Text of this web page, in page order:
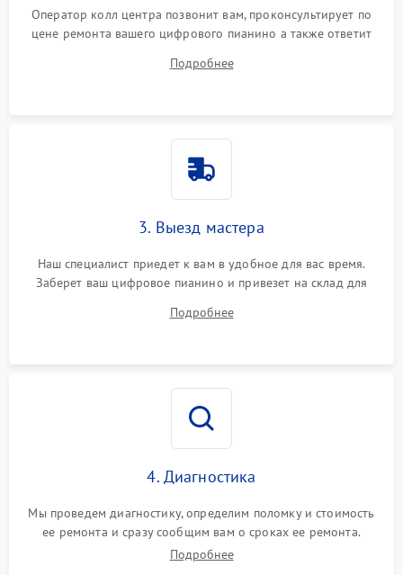
Оператор колл центра позвонит вам, проконсультирует по
цене ремонта вашего цифрового пианино а также ответит
Подробнее
3. Выезд мастера
Наш специалист приедет к вам в удобное для вас время.
Заберет ваш цифровое пианино и привезет на склад для
Подробнее
4. Диагностика
Мы проведем диагностику, определим поломку и стоимость
ее ремонта и сразу сообщим вам о сроках ее ремонта.
Подробнее